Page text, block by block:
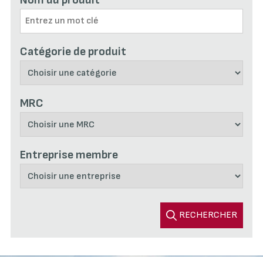
Catégorie de produit
MRC
Entreprise membre
RECHERCHER